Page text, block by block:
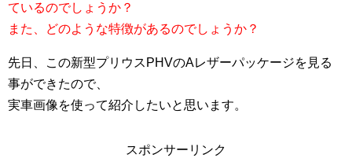
ているのでしょうか？
また、どのような特徴があるのでしょうか？
先日、この新型プリウスPHVのAレザーパッケージを見る
事ができたので、
実車画像を使って紹介したいと思います。
スポンサーリンク